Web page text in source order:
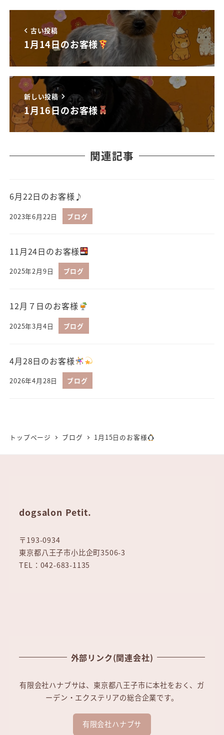
古い投稿
1月14日のお客様
新しい投稿
1月16日のお客様
関連記事
6月22日のお客様♪
2023年6月22日 ブログ
11月24日のお客様
2025年2月9日 ブログ
12月７日のお客様
2025年3月4日 ブログ
4月28日のお客様
2026年4月28日 ブログ
トップページ ブログ 1月15日のお客様
dogsalon Petit.
〒193-0934
東京都八王子市小比企町3506-3
TEL：042-683-1135
外部リンク(関連会社)
有限会社ハナブサは、東京都八王子市に本社をおく、ガ
ーデン・エクステリアの総合企業です。
有限会社ハナブサ